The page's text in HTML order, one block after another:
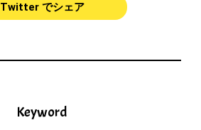
Twitter でシェア
Keyword